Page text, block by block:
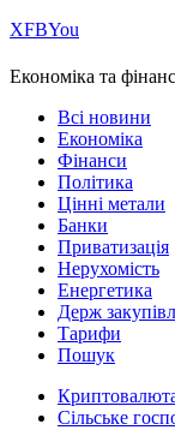
ХFBYou
Економіка та
Всі новини
Економіка
Фінанси
Політика
Цінні метали
Банки
Приватизація
Нерухомість
Енергетика
Держ
Тарифи
Пошук
Сільське